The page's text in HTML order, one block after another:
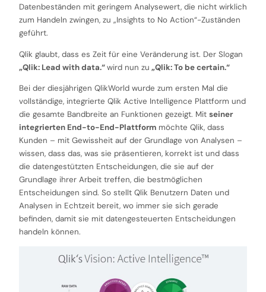
Datenbeständen mit geringem Analysewert, die nicht wirklich
zum Handeln zwingen, zu „Insights to No Action“-Zuständen
geführt.
Qlik glaubt, dass es Zeit für eine Veränderung ist. Der Slogan
„Qlik: Lead with data.“wird nun zu „Qlik: To be certain.“
Bei der diesjährigen QlikWorld wurde zum ersten Mal die
vollständige, integrierte Qlik Active Intelligence Plattform und
die gesamte Bandbreite an Funktionen gezeigt. Mit seiner
integrierten End-to-End-Plattform möchte Qlik, dass
Kunden – mit Gewissheit auf der Grundlage von Analysen –
wissen, dass das, was sie präsentieren, korrekt ist und dass
die datengestützten Entscheidungen, die sie auf der
Grundlage ihrer Arbeit treffen, die bestmöglichen
Entscheidungen sind. So stellt Qlik Benutzern Daten und
Analysen in Echtzeit bereit, wo immer sie sich gerade
befinden, damit sie mit datengesteuerten Entscheidungen
handeln können.